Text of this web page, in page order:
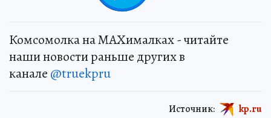
Комсомолка на MAXималках - читайте
наши новости раньше других в
канале @truekpru
Источник: kp.ru